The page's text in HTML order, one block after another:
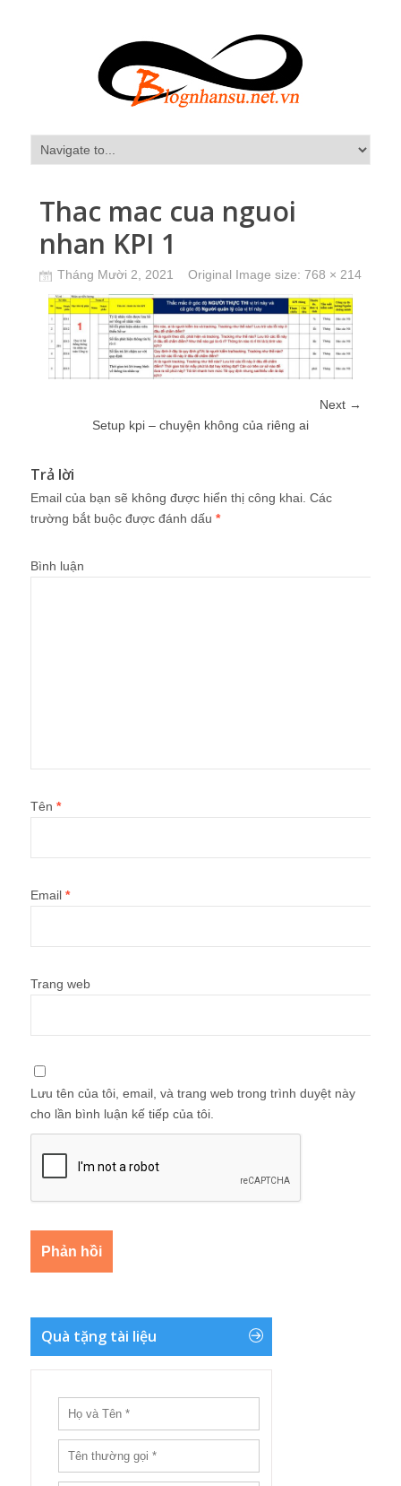
Thac mac cua nguoi
nhan KPI 1
Tháng Mười 2, 2021 Original Image size: 768 × 214
Next →
Setup kpi – chuyện không của riêng ai
Trả lời
Email của bạn sẽ không được hiển thị công khai. Các
trường bắt buộc được đánh dấu *
Bình luận
Tên *
Email *
Trang web
Lưu tên của tôi, email, và trang web trong trình duyệt này
cho lần bình luận kế tiếp của tôi.
Quà tặng tài liệu